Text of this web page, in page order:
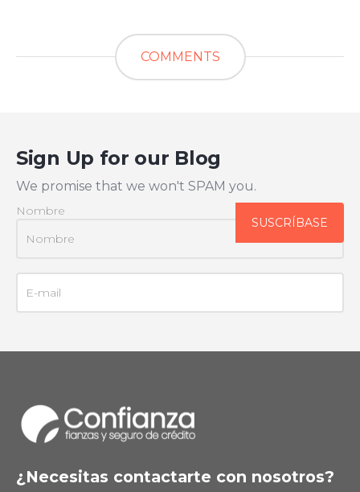
COMMENTS
Sign Up for our Blog
We promise that we won't SPAM you.
Nombre
¿Necesitas contactarte con nosotros?